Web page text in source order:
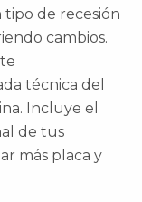
de recesión
cambios.
técnica del
Incluye el
de tus
más placa y